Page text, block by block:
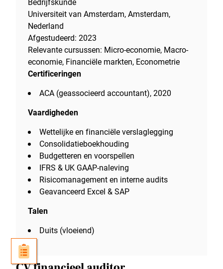
Bedrijfskunde
Universiteit van Amsterdam, Amsterdam,
Nederland
Afgestudeerd: 2023
Relevante cursussen: Micro-economie, Macro-
economie, Financiële markten, Econometrie
Certificeringen
ACA (geassocieerd accountant), 2020
Vaardigheden
Wettelijke en financiële verslaglegging
Consolidatieboekhouding
Budgetteren en voorspellen
IFRS & UK GAAP-naleving
Risicomanagement en interne audits
Geavanceerd Excel & SAP
Talen
Duits (vloeiend)